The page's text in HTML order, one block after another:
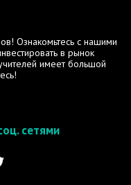
Ознакомьтесь с нашими
в рынок
имеет большой
сетями